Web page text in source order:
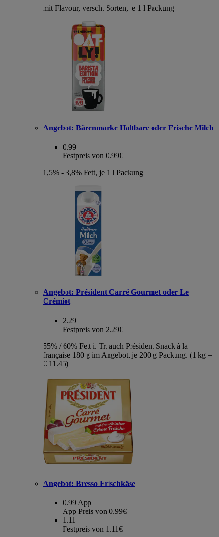
mit Flavour, versch. Sorten, je 1 l Packung
Angebot: Bärenmarke Haltbare oder Frische Milch
0.99
Festpreis von 0.99€
1,5% - 3,8% Fett, je 1 l Packung
Angebot: Président Carré Gourmet oder Le
Crémiot
2.29
Festpreis von 2.29€
55% / 60% Fett i. Tr. auch Président Snack à la
française 180 g im Angebot, je 200 g Packung, (1 kg =
€ 11.45)
Angebot: Bresso Frischkäse
0.99 App
App Preis von 0.99€
1.11
Festpreis von 1.11€